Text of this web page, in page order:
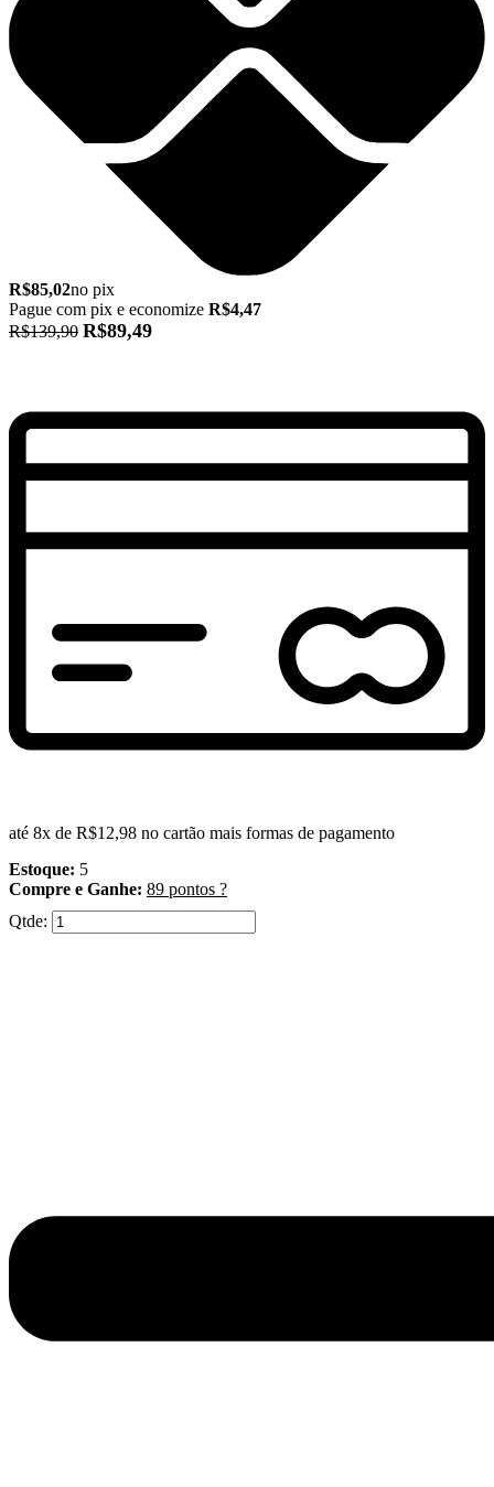
R$85,02no pix
Pague com pix e economize R$4,47
R$139,90 R$89,49
até 8x de R$12,98 no cartão mais formas de pagamento
Estoque: 5
Compre e Ganhe: 89 pontos ?
Qtde: